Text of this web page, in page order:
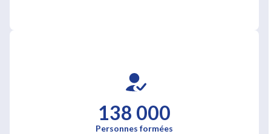
138 000
Personnes formées